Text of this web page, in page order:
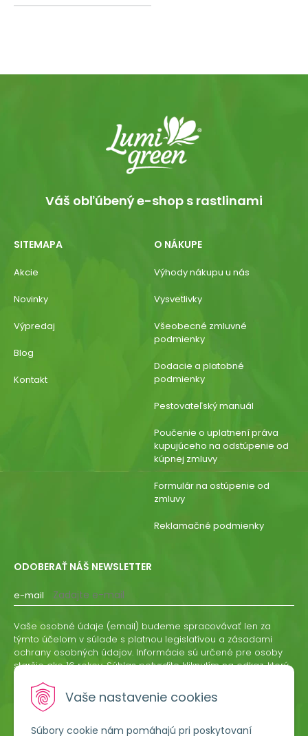
Vaše nastavenie cookies
Súbory cookie nám pomáhajú pri poskytovaní
Váš obľúbený e-shop s rastlinami
SITEMAPA
Akcie
Novinky
Výpredaj
Blog
Kontakt
O NÁKUPE
Výhody nákupu u nás
Vysvetlivky
Všeobecné zmluvné
podmienky
Dodacie a platobné
podmienky
Pestovateľský manuál
Poučenie o uplatnení práva
kupujúceho na odstúpenie od
kúpnej zmluvy
Formulár na ostúpenie od
zmluvy
Reklamačné podmienky
ODOBERAŤ NÁŠ NEWSLETTER
e-mail
Vaše osobné údaje (email) budeme spracovávať len za
týmto účelom v súlade s platnou legislatívou a zásadami
ochrany osobných údajov. Informácie sú určené pre osoby
staršie ako 16 rokov. Súhlas potvrdíte kliknutím na odkaz, ktorý
odvolať písomne, emailom alebo kliknutím na odkaz z
ktoréhokoľvek informačného emailu.